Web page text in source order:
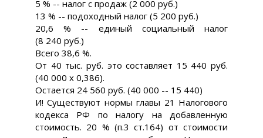
5 % -- налог с продаж (2 000 руб.)
13 % -- подоходный налог (5 200 руб.)
20,6 % -- единый социальный налог
(8 240 руб.)
Всего 38,6 %.
От 40 тыс. руб. это составляет 15 440 руб.
(40 000 х 0,386).
Остается 24 560 руб. (40 000 -- 15 440)
И! Существуют нормы главы 21 Налогового
кодекса РФ по налогу на добавленную
стоимость. 20 % (п.3 ст.164) от стоимости